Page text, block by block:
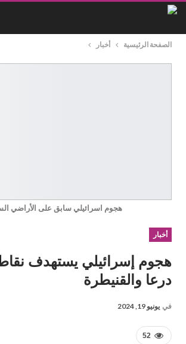
الصفحة الرئيسية أخبار
هجوم اسرائيلي سابق على الأراضي
أخبار
هجوم إسرائيلي يستهدف
درعا والقنيطرة
في يونيو 19, 2024
52